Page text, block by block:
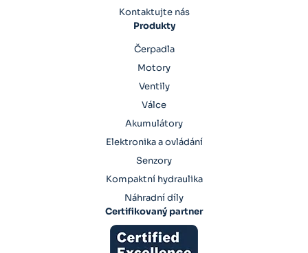
Kontaktujte nás
Produkty
Čerpadla
Motory
Ventily
Válce
Akumulátory
Elektronika a ovládání
Senzory
Kompaktní hydraulika
Náhradní díly
Certifikovaný partner